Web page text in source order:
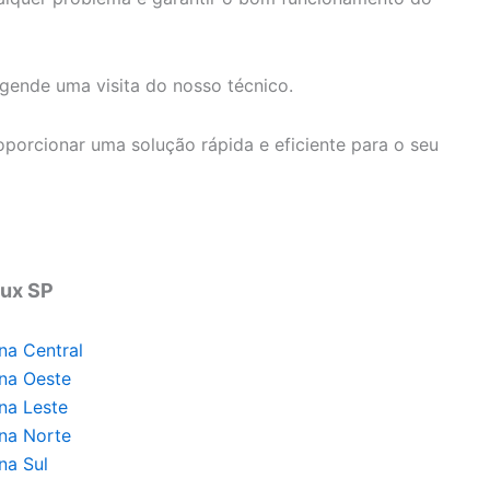
uma visita do nosso técnico.
uma solução rápida e eficiente para o seu
SP
Central
Oeste
Leste
Norte
Sul